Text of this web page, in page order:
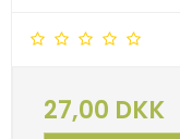
27,00 DKK